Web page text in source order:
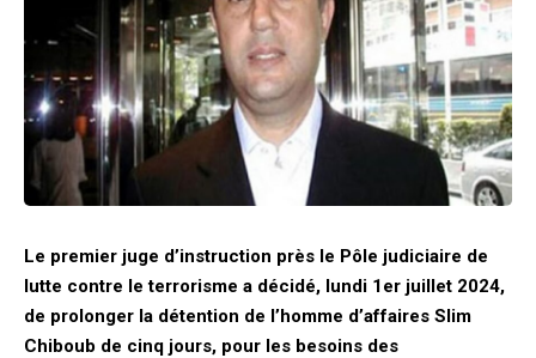
Le premier juge d’instruction près le Pôle judiciaire de
lutte contre le terrorisme a décidé, lundi 1er juillet 2024,
de prolonger la détention de l’homme d’affaires Slim
Chiboub de cinq jours, pour les besoins des